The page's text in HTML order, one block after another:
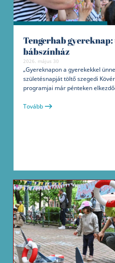
Tengerhab
bábszínház
2026. május 30
„Gyereknapon a gyerekekkel
születésnapját töltő szegedi
programjai már pénteken
Tovább